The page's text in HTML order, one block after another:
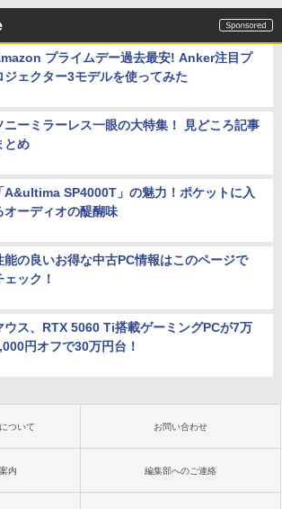
プライムデー過去最安! Anker注目プ
ジェクター3モデルを使ってみた
ニーミラーレス一眼の大特集！ 見どころ記事
とめ
「A&ultima SP4000T」の魅力！ポケットに入
オーディオの醍醐味
能の良いお得な中古PC情報はこのページで
ェック！
ウス、RTX 5060 Ti搭載ゲーミングPCが7万
円オフで30万円台！
ついて お問い合わせ
内 編集部へのご連絡